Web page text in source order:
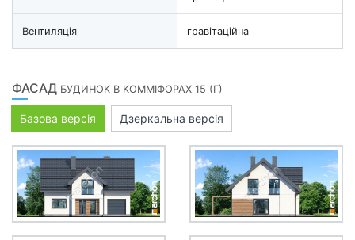
Вентиляція гравітаційна
ФАСАД БУДИНОК В КОММІФОРАХ 15 (Г)
Базова версія Дзеркальна версія